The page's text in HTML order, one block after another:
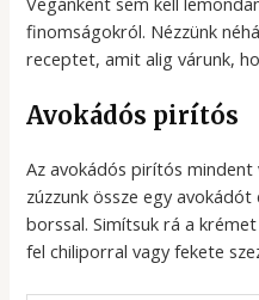
finomságokról. Nézzünk
receptet, amit alig várunk,
Avokádós pirítós
Az avokádós pirítós
zúzzunk össze egy
borssal. Simítsuk rá a
fel chiliporral vagy fekete